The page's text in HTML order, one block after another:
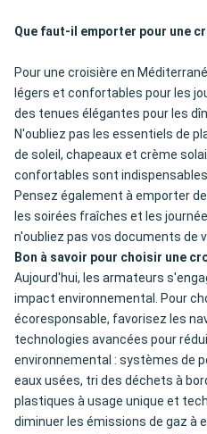
Que faut-il emporter pour une
Pour une croisière en
légers et confortables pour les
des tenues élégantes pour les
N'oubliez pas les essentiels de
de soleil, chapeaux et crème
confortables sont
Pensez également à emporter
les soirées fraîches et les
n'oubliez pas vos documents de
Bon à savoir pour choisir une
Aujourd'hui, les armateurs
impact environnemental. Pour
écoresponsable, favorisez les
technologies avancées pour
environnemental : systèmes de
eaux usées, tri des déchets à
plastiques à usage unique et
diminuer les émissions de gaz à